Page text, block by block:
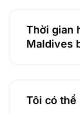
Thời gian
Maldives
Tôi có thể